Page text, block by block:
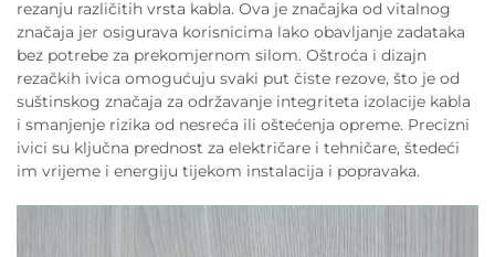
rezanju različitih vrsta kabla. Ova je značajka od vitalnog
značaja jer osigurava korisnicima lako obavljanje zadataka
bez potrebe za prekomjernom silom. Oštroća i dizajn
rezačkih ivica omogućuju svaki put čiste rezove, što je od
suštinskog značaja za održavanje integriteta izolacije kabla
i smanjenje rizika od nesreća ili oštećenja opreme. Precizni
ivici su ključna prednost za električare i tehničare, štedeći
im vrijeme i energiju tijekom instalacija i popravaka.